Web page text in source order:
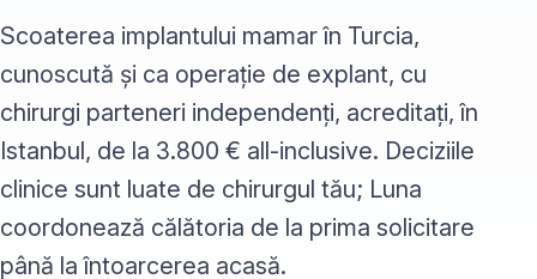
Scoaterea implantului mamar în Turcia,
cunoscută și ca operație de explant, cu
chirurgi parteneri independenți, acreditați, în
Istanbul, de la 3.800 € all-inclusive. Deciziile
clinice sunt luate de chirurgul tău; Luna
coordonează călătoria de la prima solicitare
până la întoarcerea acasă.